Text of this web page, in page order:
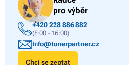
pro výběr
+420 228 886 882
(8:00 - 16:00)
info@tonerpartner.cz
Chci se zeptat